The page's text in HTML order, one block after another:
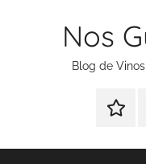
Nos
Blog de
Tonics